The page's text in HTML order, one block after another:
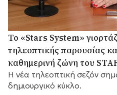
Το «Stars System»
τηλεοπτικής παρουσίας
καθημερινή ζώνη του
Η νέα τηλεοπτική σεζόν
δημιουργικό κύκλο.